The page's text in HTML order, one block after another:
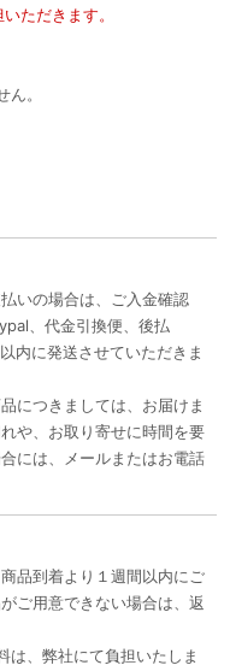
ただきます。
。
いの場合は、ご入金確認
、代金引換便、後払
内に発送させていただきま
につきましては、お届けま
や、お取り寄せに時間を要
には、メールまたはお電話
品到着より１週間以内にご
ご用意できない場合は、返
は、弊社にて負担いたしま